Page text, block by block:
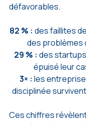
défavorables.
82 % : des faillites
des problèmes
29 % : des
épuisé leur
3× : les
disciplinée
Ces chiffres